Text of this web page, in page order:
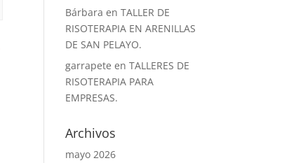
Bárbara enTALLER DE
RISOTERAPIA EN ARENILLAS
DE SAN PELAYO.
garrapete enTALLERES DE
RISOTERAPIA PARA
EMPRESAS.
Archivos
mayo 2026